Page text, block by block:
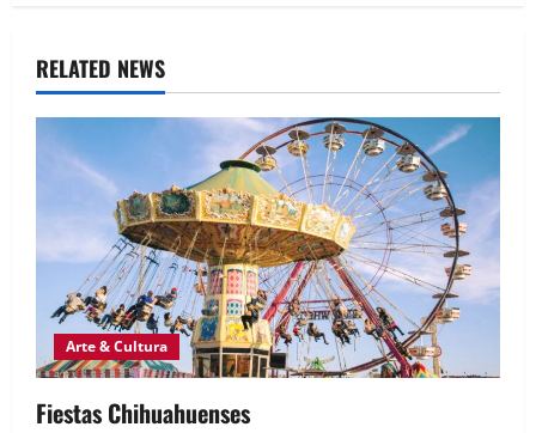
RELATED NEWS
Arte & Cultura
Fiestas Chihuahuenses